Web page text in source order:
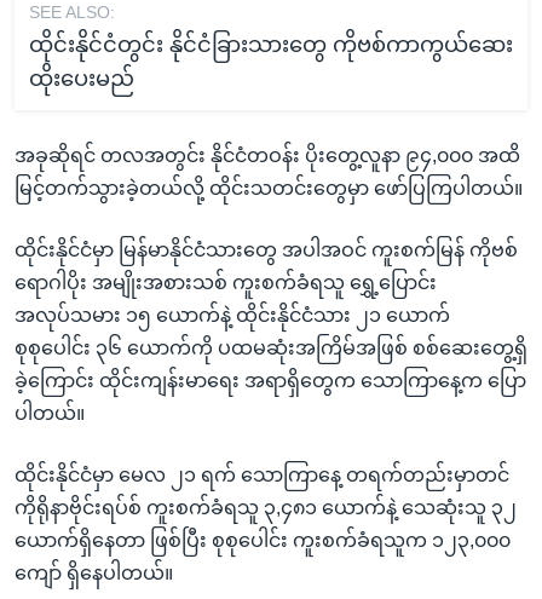
SEE ALSO:
ထိုင်းနိုင်ငံတွင်း နိုင်ငံခြားသားတွေ ကိုဗစ်ကာကွယ်ဆေး
ထိုးပေးမည်
အခုဆိုရင် တလအတွင်း နိုင်ငံတဝန်း ပိုးတွေ့လူနာ ၉၄,၀၀၀ အထိ
မြင့်တက်သွားခဲ့တယ်လို့ ထိုင်းသတင်းတွေမှာ ဖော်ပြကြပါတယ်။
ထိုင်းနိုင်ငံမှာ မြန်မာနိုင်ငံသားတွေ အပါအဝင် ကူးစက်မြန် ကိုဗစ်
ရောဂါပိုး အမျိုးအစားသစ် ကူးစက်ခံရသူ ရွှေ့ပြောင်း
အလုပ်သမား ၁၅ ယောက်နဲ့ ထိုင်းနိုင်ငံသား ၂၁ ယောက်
စုစုပေါင်း ၃၆ ယောက်ကို ပထမဆုံးအကြိမ်အဖြစ် စစ်ဆေးတွေ့ရှိ
ခဲ့ကြောင်း ထိုင်းကျန်းမာရေး အရာရှိတွေက သောကြာနေ့က ပြော
ပါတယ်။
ထိုင်းနိုင်ငံမှာ မေလ ၂၁ ရက် သောကြာနေ့ တရက်တည်းမှာတင်
ကိုရိုနာဗိုင်းရပ်စ် ကူးစက်ခံရသူ ၃,၄၈၁ ယောက်နဲ့ သေဆုံးသူ ၃၂
ယောက်ရှိနေတာ ဖြစ်ပြီး စုစုပေါင်း ကူးစက်ခံရသူက ၁၂၃,၀၀၀
ကျော် ရှိနေပါတယ်။